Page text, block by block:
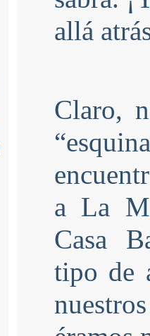
allá
Claro,
a La
Casa
tipo de